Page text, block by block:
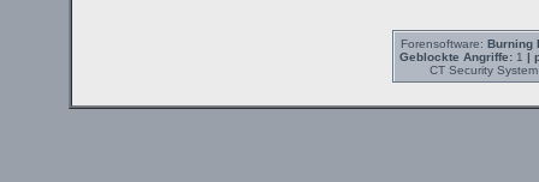
Forensoftware: Burning
Geblockte Angriffe:1 |
CT Security